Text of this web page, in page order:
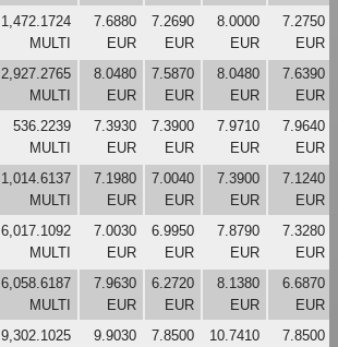
1,472.1724
MULTI
7.6880
EUR
7.2690
EUR
8.0000
EUR
7.2750
EUR
2,927.2765
MULTI
8.0480
EUR
7.5870
EUR
8.0480
EUR
7.6390
EUR
536.2239
MULTI
7.3930
EUR
7.3900
EUR
7.9710
EUR
7.9640
EUR
1,014.6137
MULTI
7.1980
EUR
7.0040
EUR
7.3900
EUR
7.1240
EUR
6,017.1092
MULTI
7.0030
EUR
6.9950
EUR
7.8790
EUR
7.3280
EUR
6,058.6187
MULTI
7.9630
EUR
6.2720
EUR
8.1380
EUR
6.6870
EUR
9,302.1025
9.9030
7.8500
10.7410
7.8500